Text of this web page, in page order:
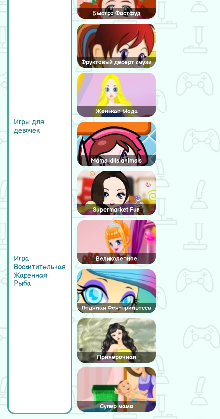
Игры для
девочек
Игра
Восхитительная
Жаренная
Рыба
Быстро Фастфуд
Фруктовый десерт смузи
Женская Мода
Mama kills animals
Supermarket Fun
Великолепное
королевство принцесса
Ледяная Фея-принцесса
Примерочная
Супер мама